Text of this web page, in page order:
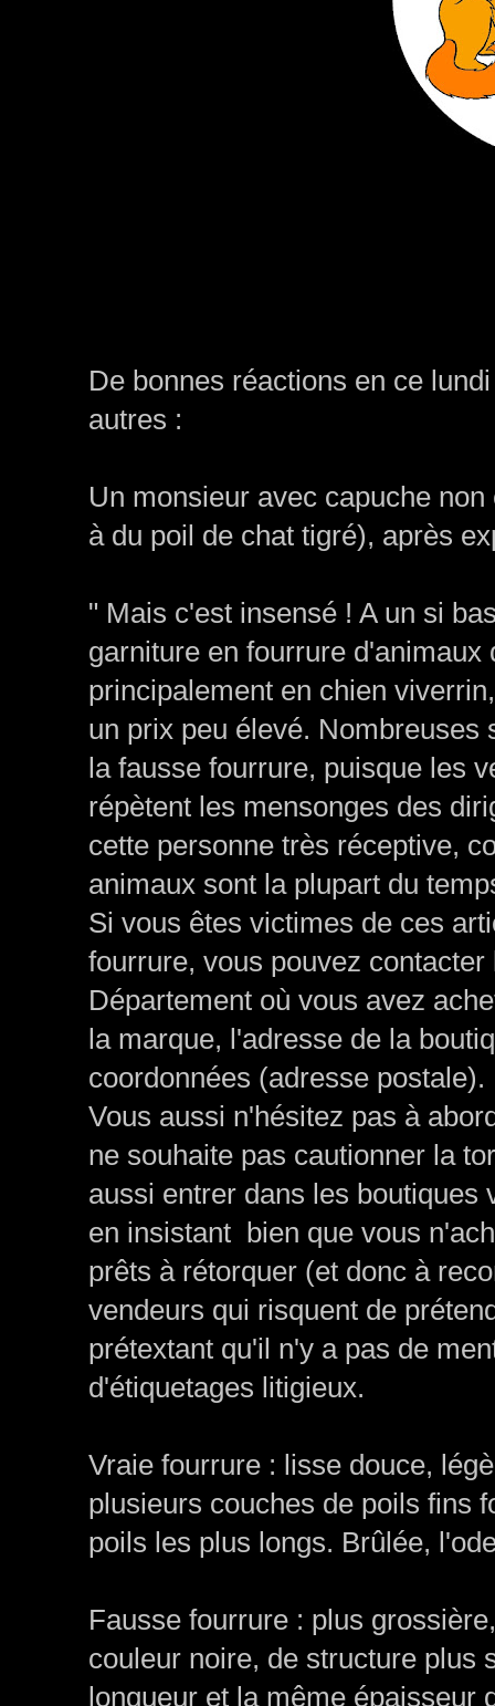
De bonnes réactions en ce
autres :
Un monsieur avec capuche
à du poil de chat tigré), après
" Mais c'est insensé ! A un si
garniture en fourrure
principalement en chien
un prix peu élevé. Nombreuses
la fausse fourrure, puisque les
répètent les mensonges des
cette personne très réceptive,
animaux sont la plupart du
Si vous êtes victimes de ces
fourrure, vous pouvez
Département où vous avez
la marque, l'adresse de la
coordonnées (adresse postale).
Vous aussi n'hésitez pas à
ne souhaite pas cautionner la
aussi entrer dans les boutiques
en insistant bien que vous
prêts à rétorquer (et donc à
vendeurs qui risquent de
prétextant qu'il n'y a pas de
d'étiquetages litigieux.
Vraie fourrure : lisse douce,
plusieurs couches de poils fins
poils les plus longs. Brûlée,
Fausse fourrure : plus
couleur noire, de structure plus
longueur et la même